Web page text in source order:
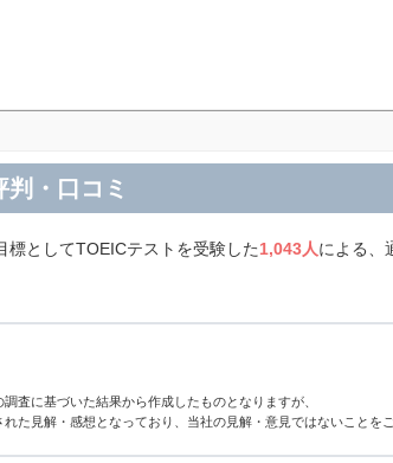
・口コミ
としてTOEICテストを受験した1,043人による、
査に基づいた結果から作成したものとなりますが、
た見解・感想となっており、当社の見解・意見ではないことを